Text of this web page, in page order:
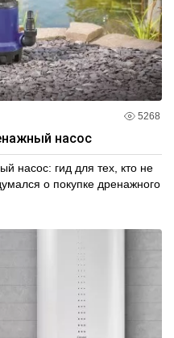
5268
насос
насос: гид для тех, кто не
о покупке дренажного